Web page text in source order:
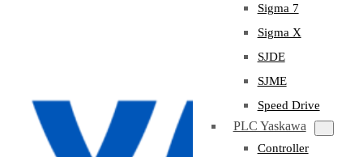
Sigma 7
Sigma X
SJDE
SJME
Speed Drive
PLC Yaskawa
Controller